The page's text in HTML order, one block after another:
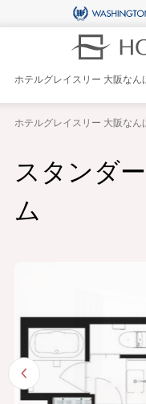
ホテルグレイスリー 大阪なん
ホテルグレイスリー 大阪なん
スタンダ
ム